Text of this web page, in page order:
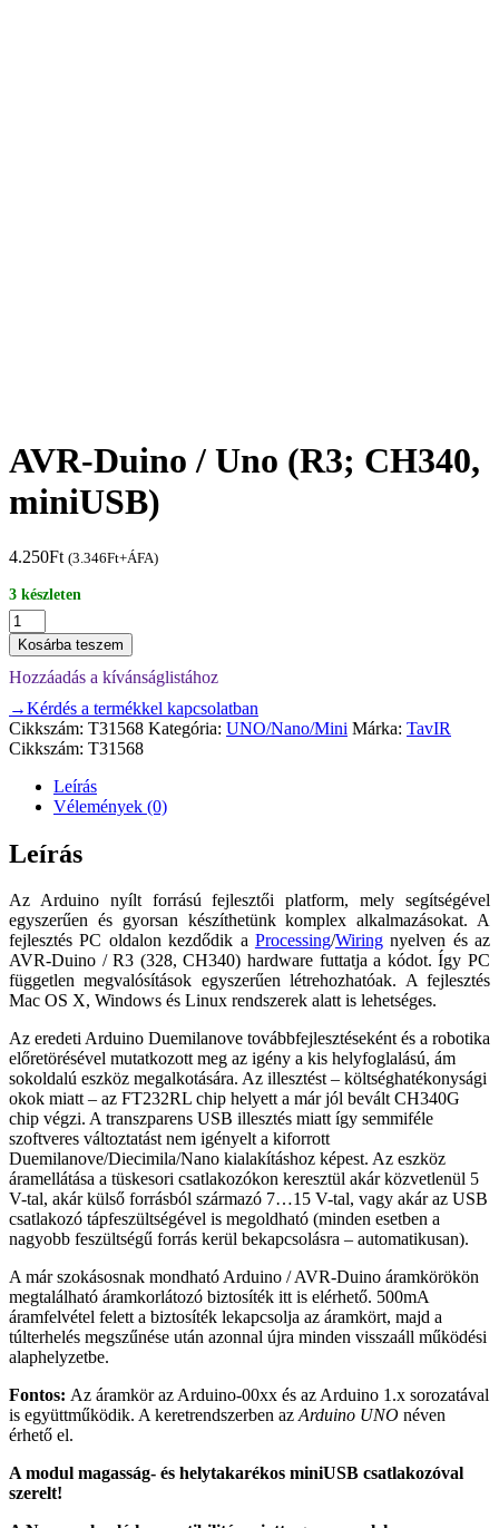
AVR-Duino / Uno (R3; CH340,
miniUSB)
4.250Ft (3.346Ft+ÁFA)
3 készleten
AVR-
Duino
/
Uno
(R3;
CH340,
miniUSB)
mennyiség
Kosárba teszem
Hozzáadás a kívánságlistához
→Kérdés a termékkel kapcsolatban
Cikkszám: T31568 Kategória: UNO/Nano/Mini Márka: TavIR
Cikkszám: T31568
Leírás
Vélemények (0)
Leírás
Az Arduino nyílt forrású fejlesztői platform, mely segítségével
egyszerűen és gyorsan készíthetünk komplex alkalmazásokat. A
fejlesztés PC oldalon kezdődik a Processing/Wiringnyelven és az
AVR-Duino / R3 (328, CH340) hardware futtatja a kódot. Így PC
független megvalósítások egyszerűen létrehozhatóak. A fejlesztés
Mac OS X, Windows és Linux rendszerek alatt is lehetséges.
Az eredeti Arduino Duemilanove továbbfejlesztéseként és a robotika
előretörésével mutatkozott meg az igény a kis helyfoglalású, ám
sokoldalú eszköz megalkotására. Az illesztést – költséghatékonysági
okok miatt – az FT232RL chip helyett a már jól bevált CH340G
chip végzi. A transzparens USB illesztés miatt így semmiféle
szoftveres változtatást nem igényelt a kiforrott
Duemilanove/Diecimila/Nano kialakításhoz képest. Az eszköz
áramellátása a tüskesori csatlakozókon keresztül akár közvetlenül 5
V-tal, akár külső forrásból származó 7…15 V-tal, vagy akár az USB
csatlakozó tápfeszültségével is megoldható (minden esetben a
nagyobb feszültségű forrás kerül bekapcsolásra – automatikusan).
A már szokásosnak mondható Arduino / AVR-Duino áramkörökön
megtalálható áramkorlátozó biztosíték itt is elérhető. 500mA
áramfelvétel felett a biztosíték lekapcsolja az áramkört, majd a
túlterhelés megszűnése után azonnal újra minden visszaáll működési
alaphelyzetbe.
Fontos: Az áramkör az Arduino-00xx és az Arduino 1.x sorozatával
is együttműködik. A keretrendszerben azArduino UNO néven
érhető el.
A modul magasság- és helytakarékos miniUSB csatlakozóval
szerelt!